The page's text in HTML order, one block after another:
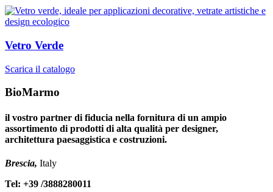
Vetro Verde
Scarica il catalogo
BioMarmo
il vostro partner di fiducia nella fornitura di un ampio
assortimento di prodotti di alta qualità per designer,
architettura paesaggistica e costruzioni.
Brescia, Italy
Tel: +39 /3888280011